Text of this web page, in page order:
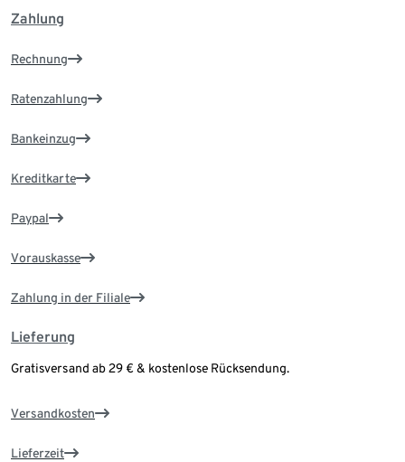
Zahlung
Rechnung
Ratenzahlung
Bankeinzug
Kreditkarte
Paypal
Vorauskasse
Zahlung in der Filiale
Lieferung
Gratisversand ab 29 € & kostenlose Rücksendung.
Versandkosten
Lieferzeit